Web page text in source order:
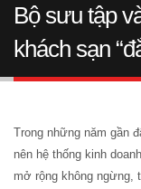
Bộ sưu tập
khách sạn
Trong những năm gần
nên hệ thống kinh doanh
mở rộng không ngừng,